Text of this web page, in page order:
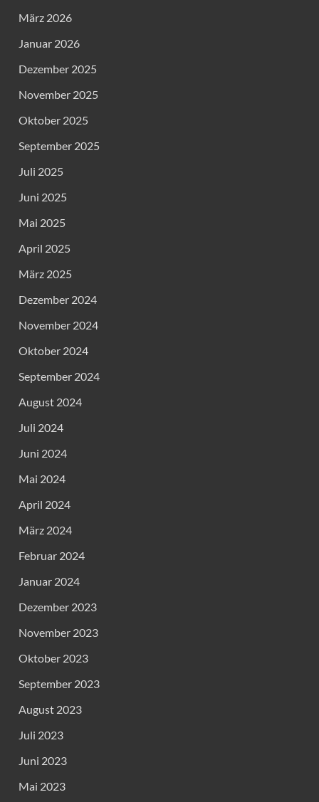
März 2026
Januar 2026
Dezember 2025
November 2025
Oktober 2025
September 2025
Juli 2025
Juni 2025
Mai 2025
April 2025
März 2025
Dezember 2024
November 2024
Oktober 2024
September 2024
August 2024
Juli 2024
Juni 2024
Mai 2024
April 2024
März 2024
Februar 2024
Januar 2024
Dezember 2023
November 2023
Oktober 2023
September 2023
August 2023
Juli 2023
Juni 2023
Mai 2023